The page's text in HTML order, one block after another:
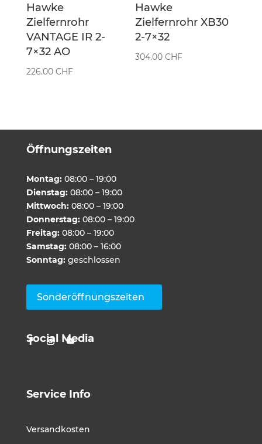
Hawke
Zielfernrohr
VANTAGE IR 2-
7×32 AO
226.00 CHF
Hawke
Zielfernrohr XB30
2-7×32
304.00CHF
Öffnungszeiten
Montag: 08:00 – 19:00
Dienstag: 08:00 – 19:00
Mittwoch: 08:00 – 19:00
Donnerstag: 08:00 – 19:00
Freitag: 08:00 – 19:00
Samstag: 08:00 – 16:00
Sonntag: geschlossen
Sonderöffnungszeiten
Social Media
Service Info
Versandkosten